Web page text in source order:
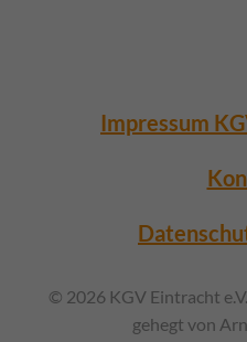
Impressum
© 2026 KGV Eintracht
gehegt von